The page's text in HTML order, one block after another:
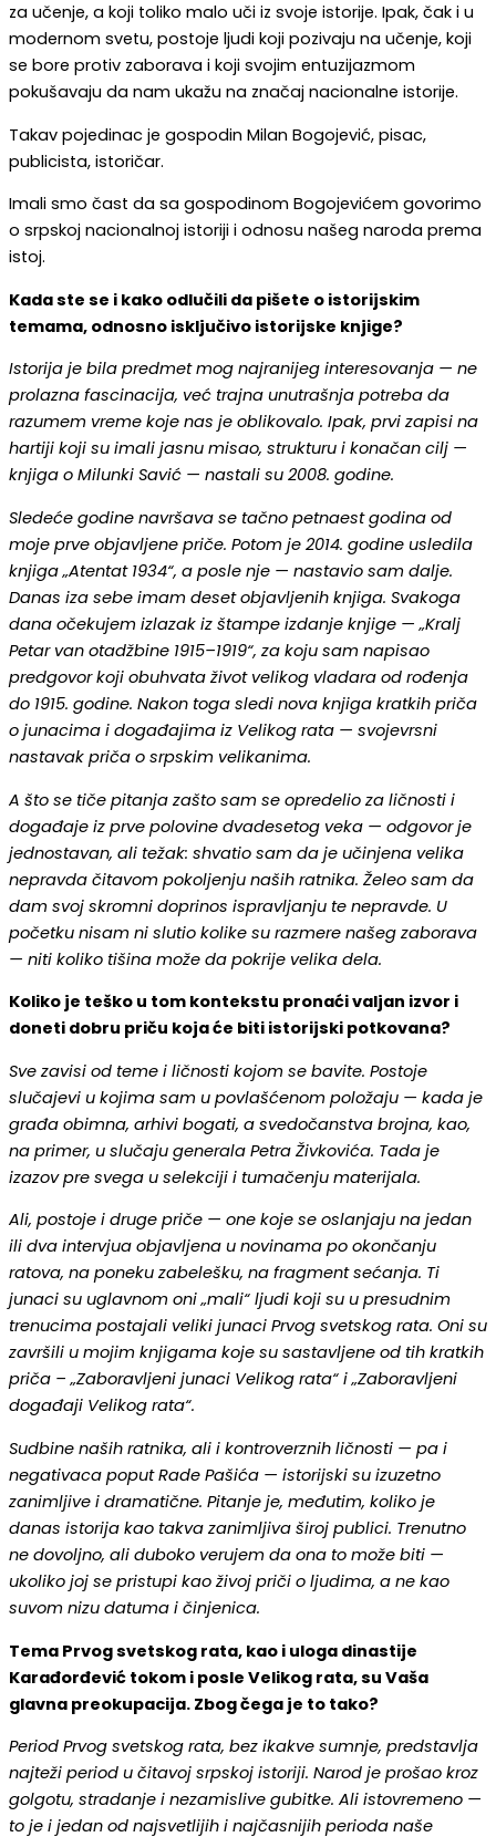
za učenje, a koji toliko malo uči iz svoje istorije. Ipak, čak i u
modernom svetu, postoje ljudi koji pozivaju na učenje, koji
se bore protiv zaborava i koji svojim entuzijazmom
pokušavaju da nam ukažu na značaj nacionalne istorije.
Takav pojedinac je gospodin Milan Bogojević, pisac,
publicista, istoričar.
Imali smo čast da sa gospodinom Bogojevićem govorimo
o srpskoj nacionalnoj istoriji i odnosu našeg naroda prema
istoj.
Kada ste se i kako odlučili da pišete o istorijskim
temama, odnosno isključivo istorijske knjige?
Istorija je bila predmet mog najranijeg interesovanja — ne
prolazna fascinacija, već trajna unutrašnja potreba da
razumem vreme koje nas je oblikovalo. Ipak, prvi zapisi na
hartiji koji su imali jasnu misao, strukturu i konačan cilj —
knjiga o Milunki Savić — nastali su 2008. godine.
Sledeće godine navršava se tačno petnaest godina od
moje prve objavljene priče. Potom je 2014. godine usledila
knjiga „Atentat 1934“, a posle nje — nastavio sam dalje.
Danas iza sebe imam deset objavljenih knjiga. Svakoga
dana očekujem izlazak iz štampe izdanje knjige — „Kralj
Petar van otadžbine 1915–1919“, za koju sam napisao
predgovor koji obuhvata život velikog vladara od rođenja
do 1915. godine. Nakon toga sledi nova knjiga kratkih priča
o junacima i događajima iz Velikog rata — svojevrsni
nastavak priča o srpskim velikanima.
A što se tiče pitanja zašto sam se opredelio za ličnosti i
događaje iz prve polovine dvadesetog veka — odgovor je
jednostavan, ali težak: shvatio sam da je učinjena velika
nepravda čitavom pokoljenju naših ratnika. Želeo sam da
dam svoj skromni doprinos ispravljanju te nepravde. U
početku nisam ni slutio kolike su razmere našeg zaborava
— niti koliko tišina može da pokrije velika dela.
Koliko je teško u tom kontekstu pronaći valjan izvor i
doneti dobru priču koja će biti istorijski potkovana?
Sve zavisi od teme i ličnosti kojom se bavite. Postoje
slučajevi u kojima sam u povlašćenom položaju — kada je
građa obimna, arhivi bogati, a svedočanstva brojna, kao,
na primer, u slučaju generala Petra Živkovića. Tada je
izazov pre svega u selekciji i tumačenju materijala.
Ali, postoje i druge priče — one koje se oslanjaju na jedan
ili dva intervjua objavljena u novinama po okončanju
ratova, na poneku zabelešku, na fragment sećanja. Ti
junaci su uglavnom oni „mali“ ljudi koji su u presudnim
trenucima postajali veliki junaci Prvog svetskog rata. Oni su
završili u mojim knjigama koje su sastavljene od tih kratkih
priča – „Zaboravljeni junaci Velikog rata“ i „Zaboravljeni
događaji Velikog rata“.
Sudbine naših ratnika, ali i kontroverznih ličnosti — pa i
negativaca poput Rade Pašića — istorijski su izuzetno
zanimljive i dramatične. Pitanje je, međutim, koliko je
danas istorija kao takva zanimljiva široj publici. Trenutno
ne dovoljno, ali duboko verujem da ona to može biti —
ukoliko joj se pristupi kao živoj priči o ljudima, a ne kao
suvom nizu datuma i činjenica.
Tema Prvog svetskog rata, kao i uloga dinastije
Karađorđević tokom i posle Velikog rata, su Vaša
glavna preokupacija. Zbog čega je to tako?
Period Prvog svetskog rata, bez ikakve sumnje, predstavlja
najteži period u čitavoj srpskoj istoriji. Narod je prošao kroz
golgotu, stradanje i nezamislive gubitke. Ali istovremeno —
to je i jedan od najsvetlijih i najčasnijih perioda naše